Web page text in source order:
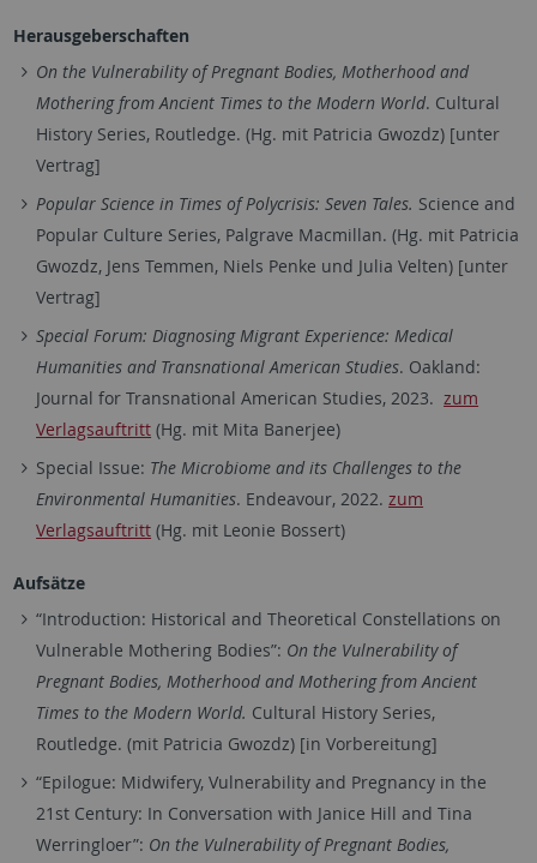
Herausgeberschaften
On the Vulnerability of Pregnant Bodies, Motherhood and
Mothering from Ancient Times to the Modern World. Cultural
History Series, Routledge. (Hg. mit Patricia Gwozdz) [unter
Vertrag]
Popular Science in Times of Polycrisis: Seven Tales. Science and
Popular Culture Series, Palgrave Macmillan. (Hg. mit Patricia
Gwozdz, Jens Temmen, Niels Penke und Julia Velten) [unter
Vertrag]
Special Forum: Diagnosing Migrant Experience: Medical
Humanities and Transnational American Studies. Oakland:
Journal for Transnational American Studies, 2023.zum
Verlagsauftritt (Hg. mit Mita Banerjee)
Special Issue: The Microbiome and its Challenges to the
Environmental Humanities. Endeavour, 2022.zum
Verlagsauftritt (Hg. mit Leonie Bossert)
Aufsätze
“Introduction: Historical and Theoretical Constellations on
Vulnerable Mothering Bodies”: On the Vulnerability of
Pregnant Bodies, Motherhood and Mothering from Ancient
Times to the Modern World. Cultural History Series,
Routledge. (mit Patricia Gwozdz) [in Vorbereitung]
“Epilogue: Midwifery, Vulnerability and Pregnancy in the
21st Century: In Conversation with Janice Hill and Tina
Werringloer”: On the Vulnerability of Pregnant Bodies,